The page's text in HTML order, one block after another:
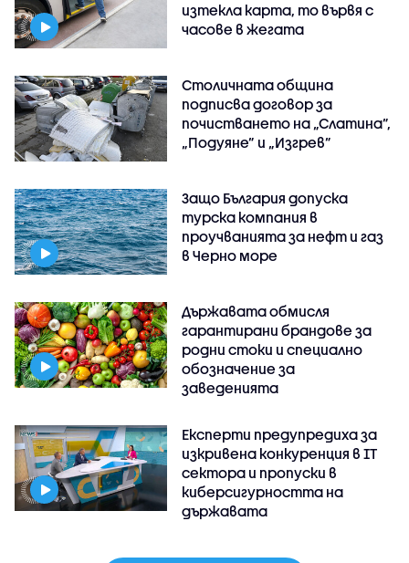
изтекла карта, то вървя с
часове в жегата
Столичната община
подписва договор за
почистването на „Слатина”,
„Подуяне” и „Изгрев”
Защо България допуска
турска компания в
проучванията за нефт и газ
в Черно море
Държавата обмисля
гарантирани брандове за
родни стоки и специално
обозначение за
заведенията
Експерти предупредиха за
изкривена конкуренция в IT
сектора и пропуски в
киберсигурността на
държавата